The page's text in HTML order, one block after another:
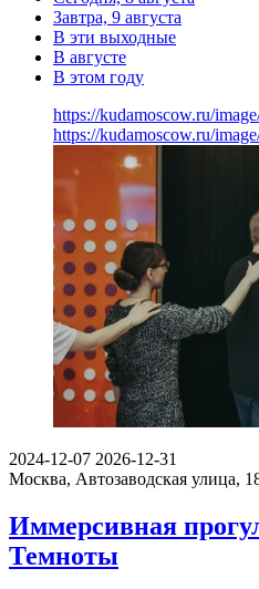
Завтра, 9 августа
В эти выходные
В августе
В этом году
https://kudamoscow.ru/
https://kudamoscow.ru/
2024-12-07 2026-12-31
Москва, Автозаводская улица,
Иммерсивная
Темноты